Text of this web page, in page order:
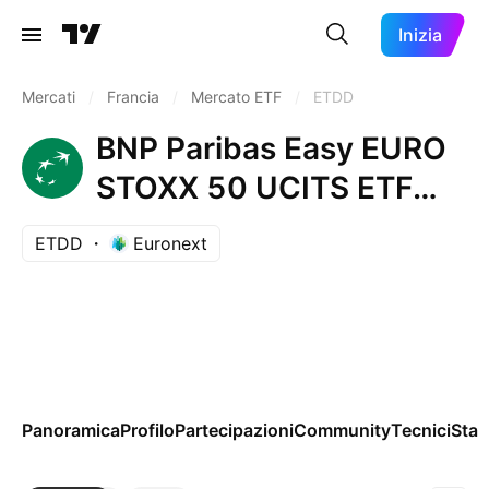
Inizia
Mercati Francia Mercato ETF ETDD
BNP Paribas Easy EURO
STOXX 50 UCITS ETF
EUR
ETDD Euronext
PanoramicaProfiloPartecipazioniCommunityTecnici